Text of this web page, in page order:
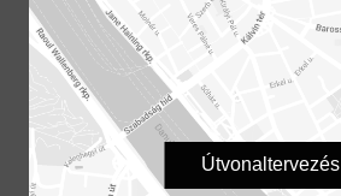
Útvonaltervezés